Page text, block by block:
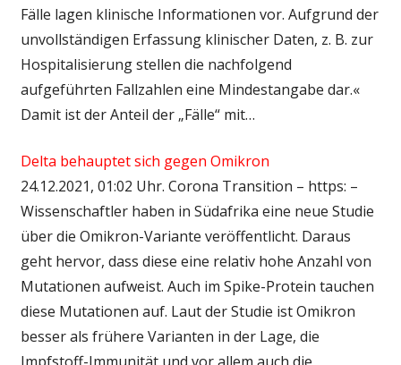
Fälle lagen klinische Informationen vor. Aufgrund der
unvollständigen Erfassung klinischer Daten, z. B. zur
Hospitalisierung stellen die nachfolgend
aufgeführten Fallzahlen eine Mindestangabe dar.«
Damit ist der Anteil der „Fälle“ mit…
Delta behauptet sich gegen Omikron
24.12.2021, 01:02 Uhr. Corona Transition – https: –
Wissenschaftler haben in Südafrika eine neue Studie
über die Omikron-Variante veröffentlicht. Daraus
geht hervor, dass diese eine relativ hohe Anzahl von
Mutationen aufweist. Auch im Spike-Protein tauchen
diese Mutationen auf. Laut der Studie ist Omikron
besser als frühere Varianten in der Lage, die